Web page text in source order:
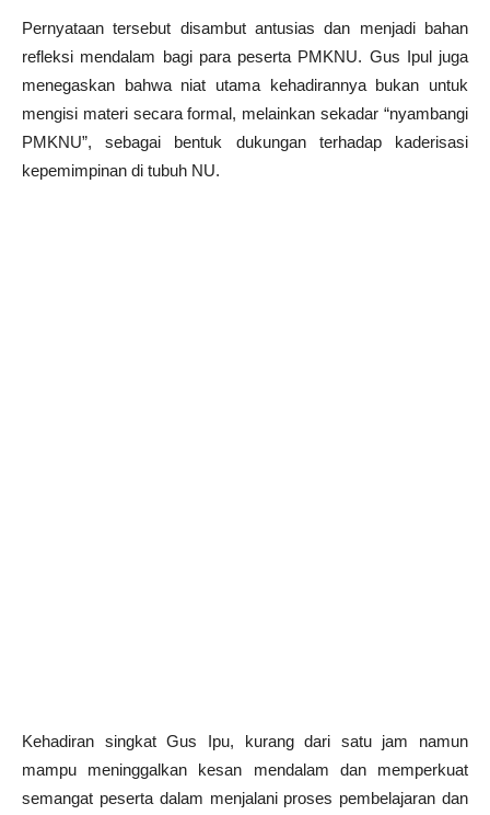
Pernyataan tersebut disambut antusias dan menjadi bahan
refleksi mendalam bagi para peserta PMKNU. Gus Ipul juga
menegaskan bahwa niat utama kehadirannya bukan untuk
mengisi materi secara formal, melainkan sekadar “nyambangi
PMKNU”, sebagai bentuk dukungan terhadap kaderisasi
kepemimpinan di tubuh NU.
Kehadiran singkat Gus Ipu, kurang dari satu jam namun
mampu meninggalkan kesan mendalam dan memperkuat
semangat peserta dalam menjalani proses pembelajaran dan